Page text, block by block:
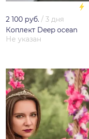
2 100 руб. / 3 дня
Коплект Deep ocean
Не указан